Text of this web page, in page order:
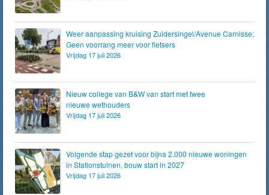
Weer aanpassing kruising Zuidersingel/Avenue Carnisse:
Geen voorrang meer voor fietsers
Vrijdag 17 juli 2026
Nieuw college van B&W van start met twee
nieuwe wethouders
Vrijdag 17 juli 2026
Volgende stap gezet voor bijna 2.000 nieuwe woningen
in Stationstuinen, bouw start in 2027
Vrijdag 17 juli 2026